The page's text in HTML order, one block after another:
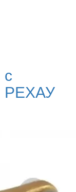
РЕХАУ